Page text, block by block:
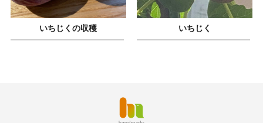
いちじくの収穫 いちじく